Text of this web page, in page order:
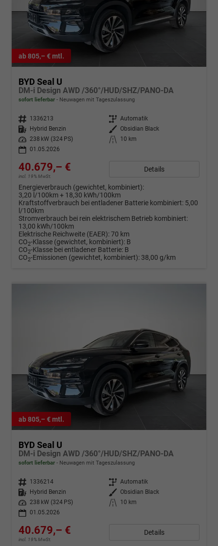
ab 805,– € mtl.
BYD Seal U
DM-i Design AWD /360°/HUD/SHZ/PANO-DA
sofort lieferbar Neuwagen mit Tageszulassung
Fahrzeugnr. 1336213 Getriebe Automatik
Kraftstoff
Hybrid Benzin Außenfarbe Obsidian Black
Leistung
238 kW (324 PS) Kilometerstand
10 km
01.05.2026
40.679,– €
incl. 19% MwSt.
Details
Energieverbrauch (gewichtet, kombiniert):
3,20 l/100km + 18,30 kWh/100km
Kraftstoffverbrauch bei entladener Batterie kombiniert: 5,00
l/100km
Stromverbrauch bei rein elektrischem Betrieb kombiniert:
13,00 kWh/100km
Elektrische Reichweite (EAER):70 km
CO2-Klasse (gewichtet, kombiniert): B
CO2-Klasse bei entladener Batterie: B
CO2-Emissionen (gewichtet, kombiniert): 38,00 g/km
ab 805,– € mtl.
BYD Seal U
DM-i Design AWD /360°/HUD/SHZ/PANO-DA
sofort lieferbar Neuwagen mit Tageszulassung
Fahrzeugnr. 1336214 Getriebe Automatik
Kraftstoff
Hybrid Benzin Außenfarbe Obsidian Black
Leistung
238 kW (324 PS) Kilometerstand
10 km
01.05.2026
40.679,– €
incl. 19% MwSt.
Details